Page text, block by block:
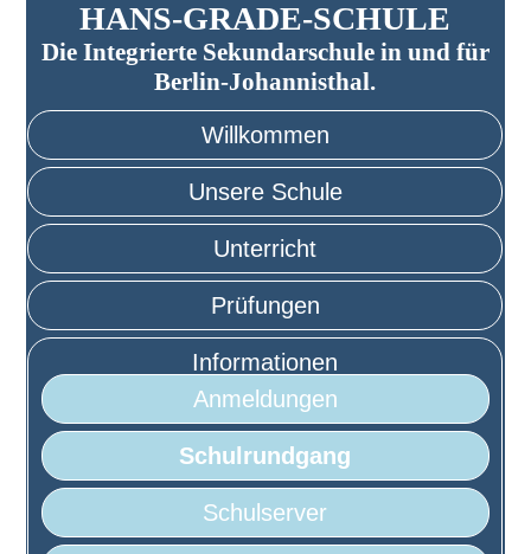
HANS-GRADE-SCHULE
Die Integrierte Sekundarschule in und für
Berlin-Johannisthal.
Willkommen
Unsere Schule
Unterricht
Prüfungen
Informationen
Anmeldungen
Schulrundgang
Schulserver